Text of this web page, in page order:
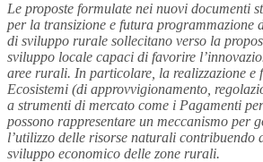
Le proposte formulate nei nuovi documenti
per la transizione e futura programmazione
di sviluppo rurale sollecitano verso la
sviluppo locale capaci di favorire
aree rurali. In particolare, la realizzazione e
Ecosistemi (di approvvigionamento,
a strumenti di mercato come i Pagamenti
possono rappresentare un meccanismo per
l’utilizzo delle risorse naturali contribuendo
sviluppo economico delle zone rurali.